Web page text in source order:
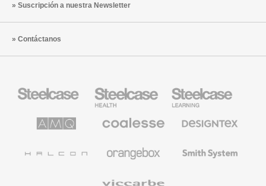
Suscripción a nuestra Newsletter
Contáctanos
Steelcase
para
sanidad
Steelcase
para
educación
Steelcase
Solutions
premium
System